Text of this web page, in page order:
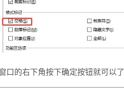
的右下角按下确定按钮就可以了